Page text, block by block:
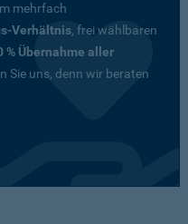
mehrfach
Verhältnis, frei wählbaren
% Übernahme aller
Sie uns, denn wir beraten